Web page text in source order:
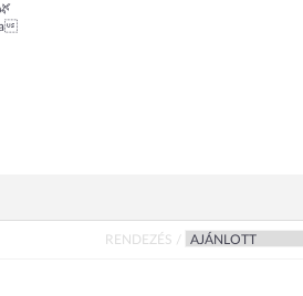
RENDEZÉS /